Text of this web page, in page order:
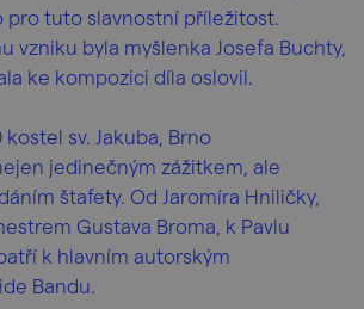
pro tuto slavnostní příležitost.
vzniku byla myšlenka Josefa Buchty,
ke kompozici díla oslovil.
kostel sv. Jakuba, Brno
jedinečným zážitkem, ale
štafety. Od Jaromíra Hniličky,
Gustava Broma, k Pavlu
k hlavním autorským
Bandu.